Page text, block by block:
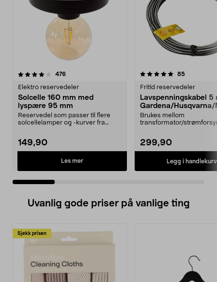
476anmeldelser
Elektro reservedeler
Solcelle 160 mm med
lyspære 95 mm
Reservedel som passer til flere
solcellelamper og -kurver fra
149,90
Les mer
5.0 av 5 stjerner 85
Fritid reservedeler
Lavspenningskabel 5
Gardena/Husqvarna/
ch/Flymo
Brukes mellom
transformator/
299,90
Legg i handlekurv
4.5 av 5 stjerner
Uvanlig gode priser på vanlige ting
Sjekk prisen